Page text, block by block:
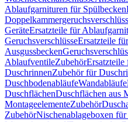
Ablaufgarnituren für Spülbecken
GeräteErsatzteile für
GeruchsverschlüsseErsatzteile
Ausgussbecken
AblaufventileZubehörErsatzteile
DuschrinnenZubehör für
DuschbodenabläufeWandabläufe
DuschflächenDuschflächen aus
MontageelementeZubehör
ZubehörNischenablageboxen für